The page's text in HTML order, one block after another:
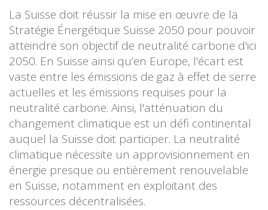
La Suisse doit réussir la mise en œuvre de la
Stratégie Énergétique Suisse 2050 pour pouvoir
atteindre son objectif de neutralité carbone d'ici
2050. En Suisse ainsi qu’en Europe, l'écart est
vaste entre les émissions de gaz à effet de serre
actuelles et les émissions requises pour la
neutralité carbone. Ainsi, l'atténuation du
changement climatique est un défi continental
auquel la Suisse doit participer. La neutralité
climatique nécessite un approvisionnement en
énergie presque ou entièrement renouvelable
en Suisse, notamment en exploitant des
ressources décentralisées.